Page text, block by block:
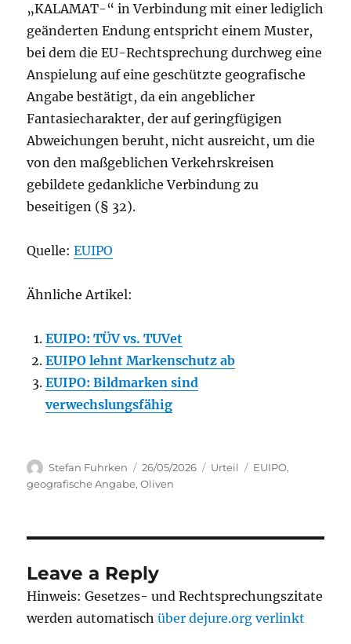
„KALAMAT-“ in Verbindung mit einer lediglich
geänderten Endung entspricht einem Muster,
bei dem die EU-Rechtsprechung durchweg eine
Anspielung auf eine geschützte geografische
Angabe bestätigt, da ein angeblicher
Fantasiecharakter, der auf geringfügigen
Abweichungen beruht, nicht ausreicht, um die
von den maßgeblichen Verkehrskreisen
gebildete gedankliche Verbindung zu
beseitigen (§ 32).
Quelle:EUIPO
Ähnliche Artikel:
EUIPO: TÜV vs. TUVet
EUIPO lehnt Markenschutz ab
EUIPO: Bildmarken sind
verwechslungsfähig
Author
Stefan Fuhrken
Posted
on
26/05/2026 Categories
Urteil Tags
EUIPO,
geografische Angabe,Oliven
Leave a Reply
Hinweis: Gesetzes- und Rechtsprechungszitate
werden automatischüber dejure.org verlinkt